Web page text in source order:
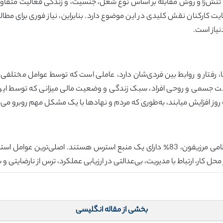
و روش مقابله بر اساس نوع شغل، جنسیت، و زندگی فعالیت
نقش کلیدی در این موضوع دارد. بنابراین، نیاز فوری برای
است.
رفتار و روابط بین فردی‌شان دارد، عاملی است که توسط عوامل
و روحی افراد، سبک زندگی و وضعیت مالی میزانی که توسط این
میابند، به‌طوری که مردم و نهادها با یک مشکل مهم روبرو می‌شوند (تورون ،
مشخص شده است که در میان کارکنان بیمارستان نظامی مرزیفون، 83٪ دارای یک منبع
کار، ارتباط با مدیریت، بی‌عدالتی در ارزیابی عملکرد، ترس از نارضایتی
بخشی از مقاله انگلیسی